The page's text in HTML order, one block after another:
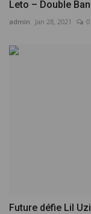
Leto – Double
admin Jan 28, 2021 0
Future défie Lil